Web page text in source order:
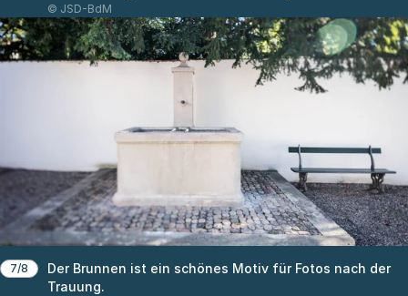
© JSD-BdM
7/8
Der Brunnen ist ein schönes Motiv für Fotos nach der
Trauung.